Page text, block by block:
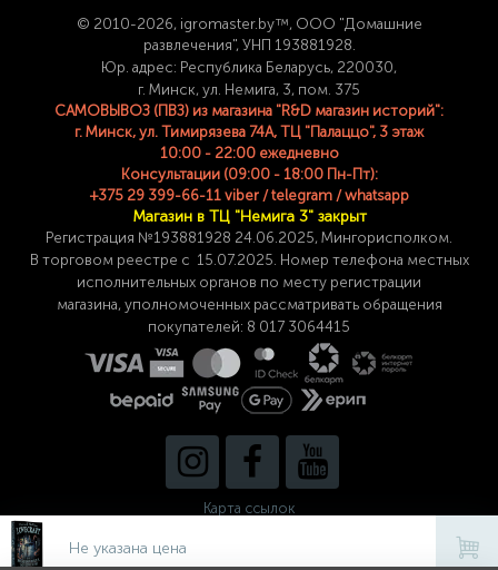
Не указана цена
© 2010-2026, igromaster.by™, ООО "Домашние
развлечения", УНП 193881928.
Юр. адрес: Республика Беларусь, 220030,
г. Минск, ул. Немига, 3, пом. 375
САМОВЫВОЗ (ПВЗ) из магазина "R&D магазин историй":
г. Минск, ул. Тимирязева 74A, ТЦ "Палаццо", 3 этаж
10:00 - 22:00 ежедневно
Консультации (09:00 - 18:00 Пн-Пт):
+375 29 399-66-11 viber / telegram / whatsapp
Магазин в ТЦ "Немига 3" закрыт
Регистрация №193881928 24 .06.2025, Мингорисполком.
В торговом реестре с 15.07.2025. Номер телефона местных
исполнительных органов по месту регистрации
магазина,уполномоченных рассматривать обращения
покупателей: 8 017 3064415
Карта ссылок